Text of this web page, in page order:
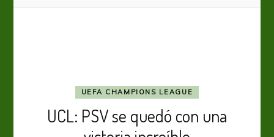
UEFA CHAMPIONS LEAGUE
UCL: PSV se quedó con una